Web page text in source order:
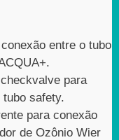
entre o tubo
para
safety.
para conexão
de Ozônio Wier